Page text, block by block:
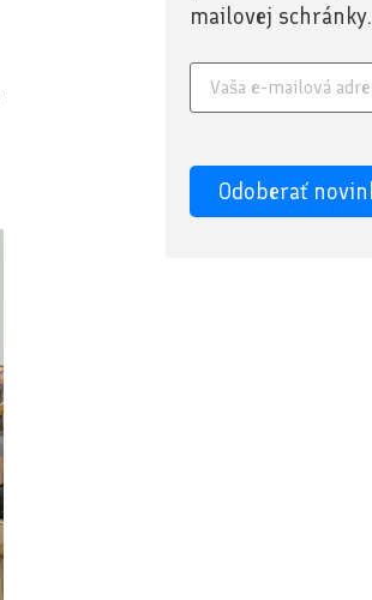
mailovej schránky.